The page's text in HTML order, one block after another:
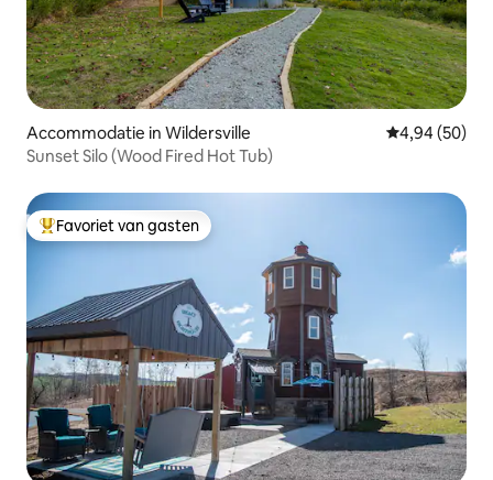
Accommodatie in Wildersville Gemiddelde
4,94 (50)
Sunset Silo (Wood Fired Hot Tub)
Topfavoriet van gasten
Favoriet van gasten